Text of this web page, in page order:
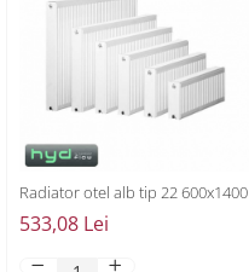
Radiator otel alb tip 22 600x1400
533,08 Lei